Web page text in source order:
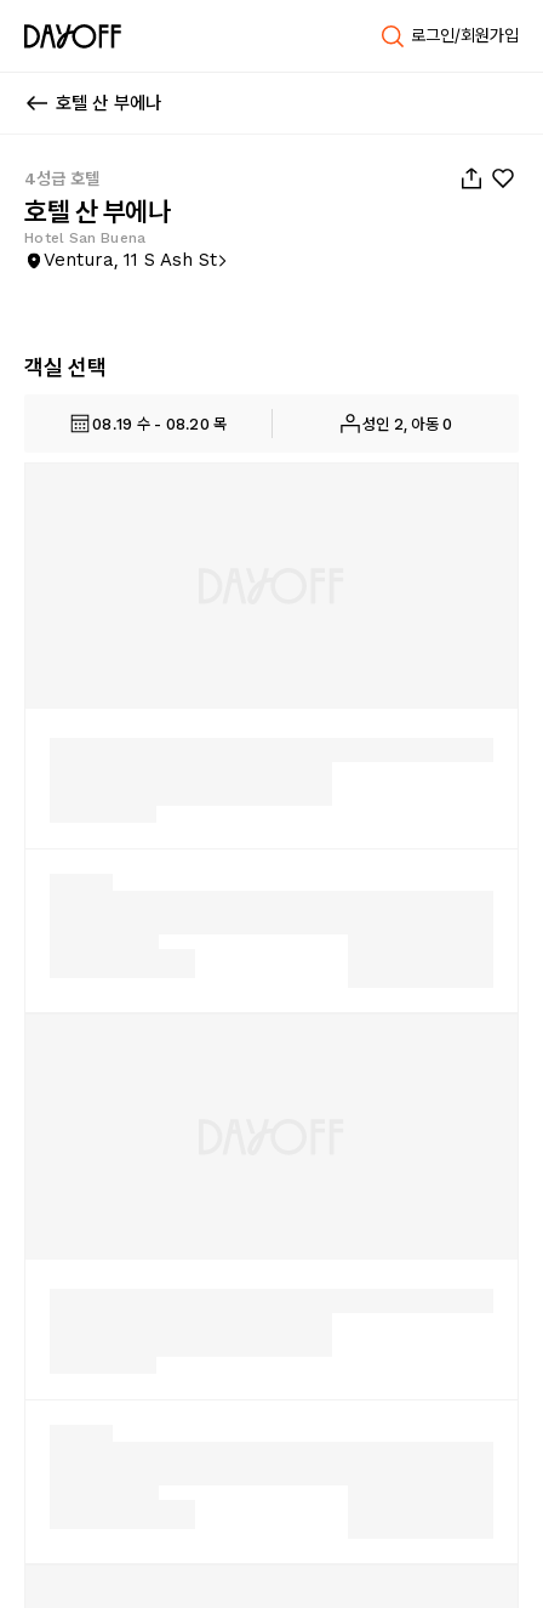
로그인/회원가입
호텔 산 부에나
4성급 호텔
호텔 산 부에나
Hotel San Buena
Ventura, 11 S Ash St
객실 선택
08.19 수 - 08.20 목 성인 2, 아동 0